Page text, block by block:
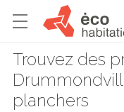
Trouvez des
planchers